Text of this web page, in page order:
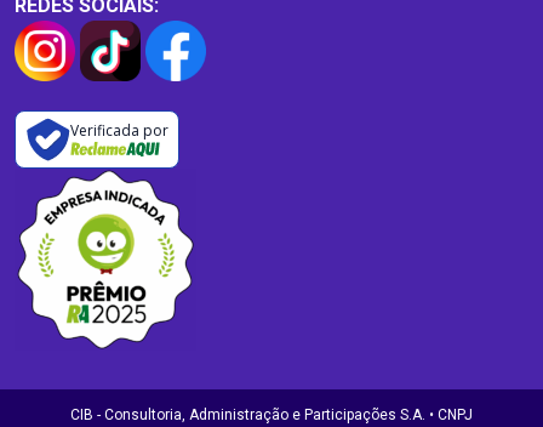
REDES SOCIAIS:
Verificada por
CIB - Consultoria, Administração e Participações S.A. • CNPJ